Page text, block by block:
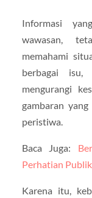
Informasi
wawasan,
memahami
berbagai isu,
mengurangi
gambaran
peristiwa.
Baca Juga:
Perhatian
Karena itu,